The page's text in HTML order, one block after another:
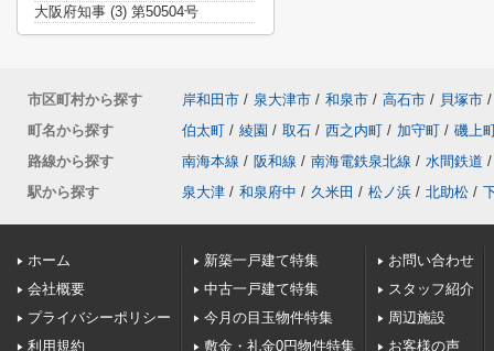
大阪府知事 (3) 第50504号
市区町村から探す 岸和田市 / 泉大津市 / 和泉市 / 高石市 / 貝塚市 /
町名から探す
伯太町 / 綾園 / 取石 / 西之内町 / 加守町 / 磯上
路線から探す
南海本線 / 阪和線 / 南海電鉄泉北線 / 水間鉄道 /
駅から探す
泉大津 / 和泉府中 / 久米田 / 松ノ浜 / 北助松 /
ホーム
会社概要
プライバシーポリシー
利用規約
新築一戸建て特集
中古一戸建て特集
今月の目玉物件特集
敷金・礼金0円物件特集
お問い合わせ
スタッフ紹介
周辺施設
お客様の声